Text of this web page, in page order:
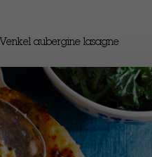
Venkel aubergine lasagne